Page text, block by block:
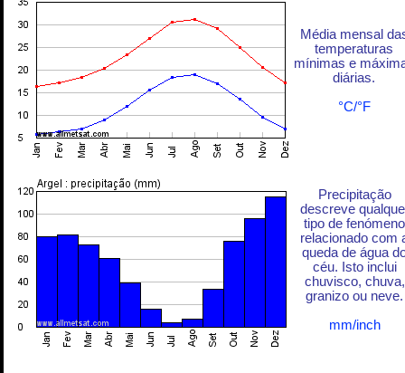
Média mensal
temperaturas
mínimas e
diárias.
°C/°F
Precipitação
descreve
tipo de fenómeno
relacionado com
queda de água
céu. Isto inclui
chuvisco, chuva,
granizo ou neve.
mm/inch